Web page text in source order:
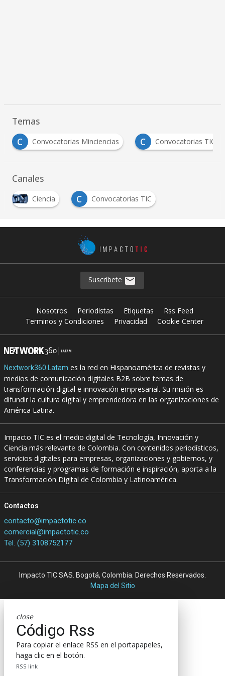
Temas
C
Convocatorias Minciencias C Convocatorias TIC
Canales
Ciencia C Convocatorias TIC
Suscríbete
Nosotros Periodistas Etiquetas
Rss Feed
Terminos y Condiciones
Privacidad Cookie Center
Nextwork360 Latam es la red en Hispanoamérica de revistas y
medios de comunicación digitales B2B sobre temas de
transformación digital e innovación empresarial. Su misión es
difundir la cultura digital y emprendedora en las organizaciones de
América Latina.
Impacto TIC es el medio digital de Tecnología, Innovación y
Ciencia más relevante de Colombia. Con contenidos periodísticos,
servicios digitales para empresas, organizaciones y gobiernos, y
conferencias y programas de formación e inspiración, aporta a la
Transformación Digital de Colombia y Latinoamérica.
Contactos
contacto@impactotic.co
comercial@impactotic.co
Tel. (57) 3108752177
Impacto TIC SAS. Bogotá, Colombia. Derechos Reservados.
Mapa del Sitio
close
Código Rss
Para copiar el enlace RSS en el portapapeles,
haga clic en el botón.
RSS link